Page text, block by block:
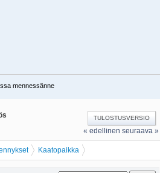
mennessänne
TULOSTUSVERSIO
« edellinen seuraava »
Kaatopaikka